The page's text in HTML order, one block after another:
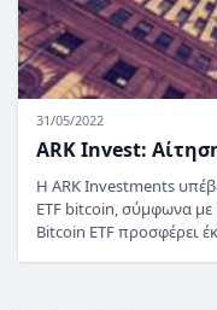
31/05/2022
ARK Invest:
Η ARK Investments
ETF bitcoin, σύμφωνα με
Bitcoin ETF προσφέρει